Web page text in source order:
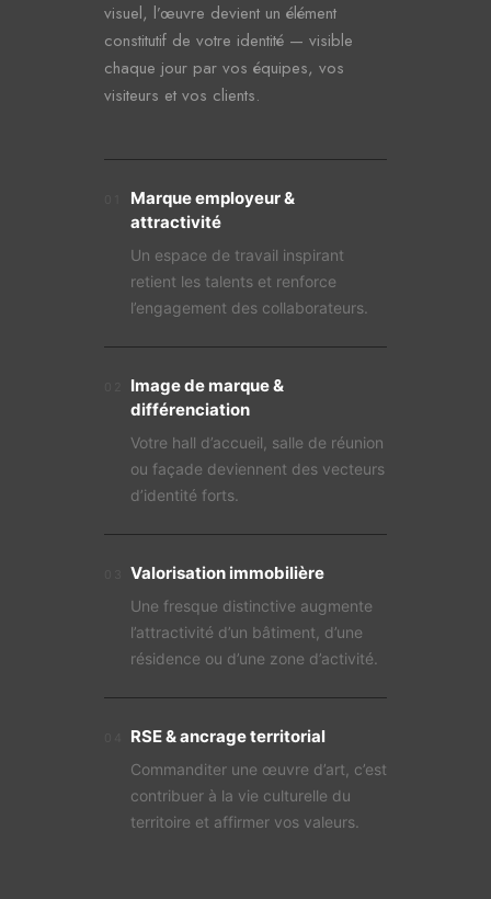
visuel, l’œuvre devient un élément
constitutif de votre identité — visible
chaque jour par vos équipes, vos
visiteurs et vos clients.
Marque employeur &
attractivité
Un espace de travail inspirant
retient les talents et renforce
l’engagement des collaborateurs.
Image de marque &
différenciation
Votre hall d’accueil, salle de réunion
ou façade deviennent des vecteurs
d’identité forts.
Valorisation immobilière
Une fresque distinctive augmente
l’attractivité d’un bâtiment, d’une
résidence ou d’une zone d’activité.
RSE & ancrage territorial
Commanditer une œuvre d’art, c’est
contribuer à la vie culturelle du
territoire et affirmer vos valeurs.